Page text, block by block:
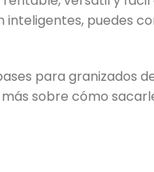
puedes
para granizados
sobre cómo